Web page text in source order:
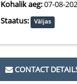
Kohalik aeg:07-08-
Staatus:
Väljas
CONTACT